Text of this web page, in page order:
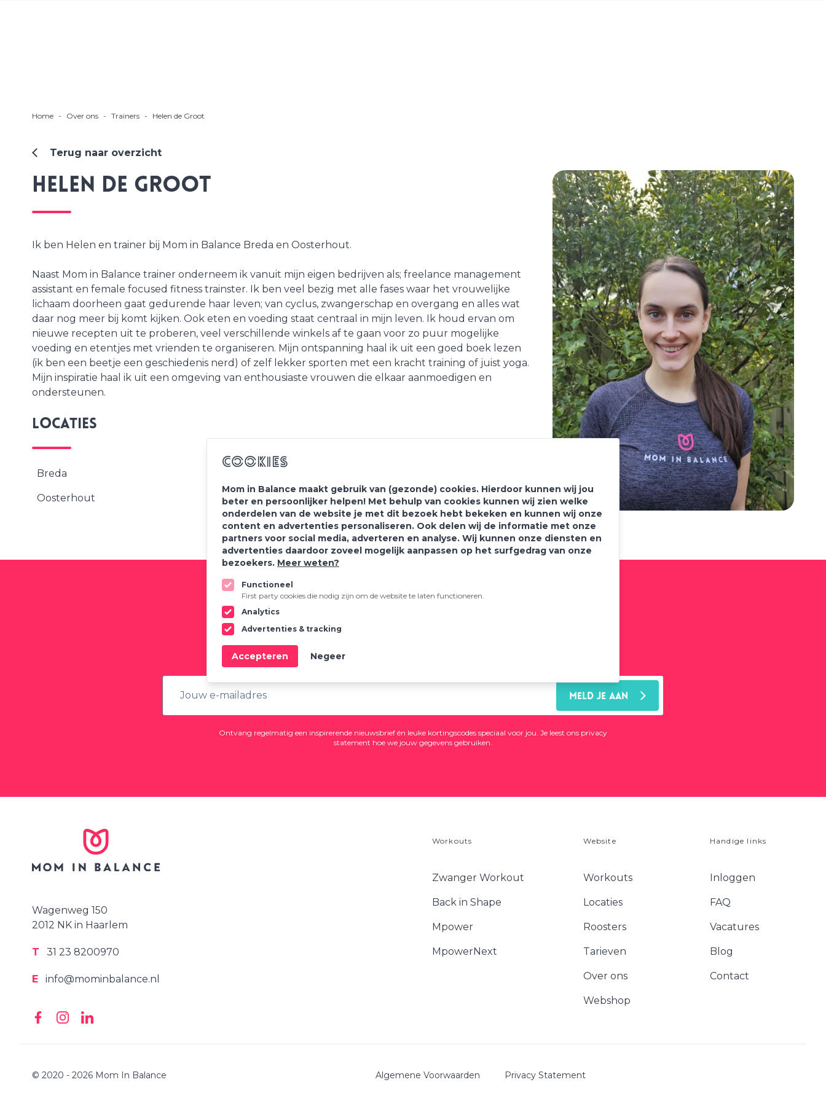
Cookies
Mom in Balance maakt gebruik van (gezonde) cookies. Hierdoor kunnen wij jou
beter en persoonlijker helpen! Met behulp van cookies kunnen wij zien welke
onderdelen van de website je met dit bezoek hebt bekeken en kunnen wij onze
content en advertenties personaliseren. Ook delen wij de informatie met onze
partners voor social media, adverteren en analyse. Wij kunnen onze diensten en
advertenties daardoor zoveel mogelijk aanpassen op het surfgedrag van onze
bezoekers. Meer weten?
Functioneel
First party cookies die nodig zijn om de website te laten functioneren.
Analytics
Advertenties & tracking
Accepteren Negeer
Home - Over ons - Trainers - Helen de Groot
Terug naar overzicht
Helen de Groot
Ik ben Helen en trainer bij Mom in Balance Breda en Oosterhout.
Naast Mom in Balance trainer onderneem ik vanuit mijn eigen bedrijven als; freelance management
assistant en female focused fitness trainster. Ik ben veel bezig met alle fases waar het vrouwelijke
lichaam doorheen gaat gedurende haar leven; van cyclus, zwangerschap en overgang en alles wat
daar nog meer bij komt kijken. Ook eten en voeding staat centraal in mijn leven. Ik houd ervan om
nieuwe recepten uit te proberen, veel verschillende winkels af te gaan voor zo puur mogelijke
voeding en etentjes met vrienden te organiseren. Mijn ontspanning haal ik uit een goed boek lezen
(ik ben een beetje een geschiedenis nerd) of zelf lekker sporten met een kracht training of juist yoga.
Mijn inspiratie haal ik uit een omgeving van enthousiaste vrouwen die elkaar aanmoedigen en
ondersteunen.
Locaties
Breda
Oosterhout
Meld je aan voor onze
MELD JE AAN
Ontvang regelmatig een inspirerende nieuwsbrief én leuke kortingscodes speciaal voor jou. Je leest ons privacy
statement hoe we jouw gegevens gebruiken.
Wagenweg 150
2012 NK in Haarlem
T 31 23 8200970
E info@mominbalance.nl
Workouts
Zwanger Workout
Back in Shape
Mpower
MpowerNext
Website
Workouts
Locaties
Roosters
Tarieven
Over ons
Webshop
Handige links
Inloggen
FAQ
Vacatures
Blog
Contact
© 2020 - 2026 Mom In Balance Algemene Voorwaarden Privacy Statement